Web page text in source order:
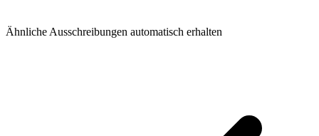
Ähnliche Ausschreibungen automatisch erhalten